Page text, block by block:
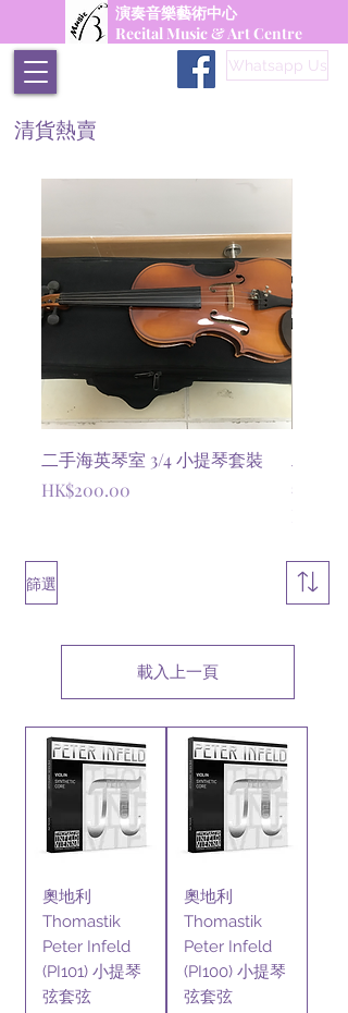
演奏音樂藝術中心
Recital Music & Art Centre
Whatsapp Us
​清貨熱賣
篩選
載入上一頁
奧地利
Thomastik
Peter Infeld
(PI101) 小提琴
弦套弦
奧地利
Thomastik
Peter Infeld
(PI100) 小提琴
弦套弦
二手海英琴室 3/4 小提琴套裝
價格
HK$200.00